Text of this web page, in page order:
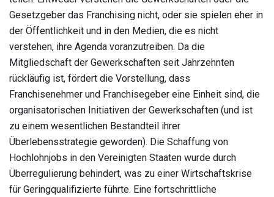
Gesetzgeber das Franchising nicht, oder sie spielen eher in
der Öffentlichkeit und in den Medien, die es nicht
verstehen, ihre Agenda voranzutreiben. Da die
Mitgliedschaft der Gewerkschaften seit Jahrzehnten
rückläufig ist, fördert die Vorstellung, dass
Franchisenehmer und Franchisegeber eine Einheit sind, die
organisatorischen Initiativen der Gewerkschaften (und ist
zu einem wesentlichen Bestandteil ihrer
Überlebensstrategie geworden). Die Schaffung von
Hochlohnjobs in den Vereinigten Staaten wurde durch
Überregulierung behindert, was zu einer Wirtschaftskrise
für Geringqualifizierte führte. Eine fortschrittliche